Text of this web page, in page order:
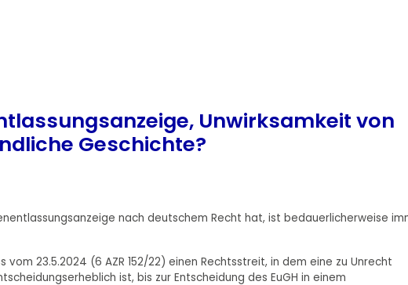
Unwirksamkeit von
Geschichte?
nach deutschem Recht hat, ist bedauerlicherweise
vom 23.5.2024 (6 AZR 152/22) einen Rechtsstreit, in dem eine zu Unrecht
ist, bis zur Entscheidung des EuGH in einem